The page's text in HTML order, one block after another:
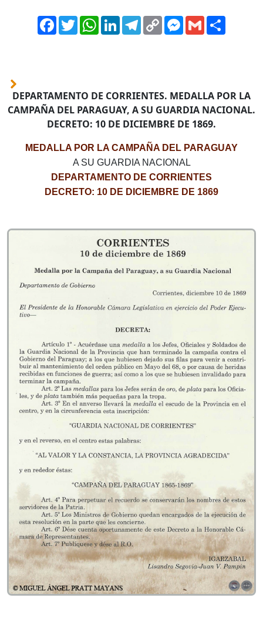
Facebook
TwitterWhatsApp
LinkedInTelegram
Copy
Link
Messenger
Gmail
DEPARTAMENTO DE CORRIENTES. MEDALLA POR LA
CAMPAÑA DEL PARAGUAY, A SU GUARDIA NACIONAL.
DECRETO: 10 DE DICIEMBRE DE 1869.
MEDALLA POR LA CAMPAÑA DEL PARAGUAY
A SU GUARDIA NACIONAL
DEPARTAMENTO DE CORRIENTES
DECRETO: 10 DE DICIEMBRE DE 1869